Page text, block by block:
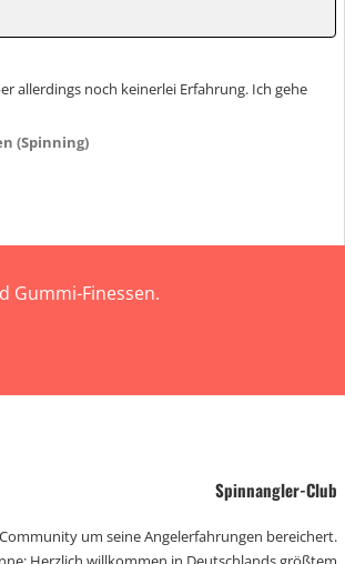
allerdings noch keinerlei Erfahrung. Ich gehe
(Spinning)
Gummi-Finessen.
Spinnangler-Club
um seine Angelerfahrungen bereichert.